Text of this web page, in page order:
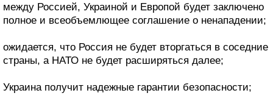
между Россией, Украиной и Европой будет заключено
полное и всеобъемлющее соглашение о ненападении;
ожидается, что Россия не будет вторгаться в соседние
страны, а НАТО не будет расширяться далее;
Украина получит надежные гарантии безопасности;